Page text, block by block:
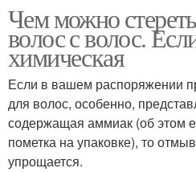
Чем можно
волос с волос.
химическая
Если в вашем распоряжении
для волос, особенно,
содержащая аммиак (об этом
пометка на упаковке), то
упрощается.